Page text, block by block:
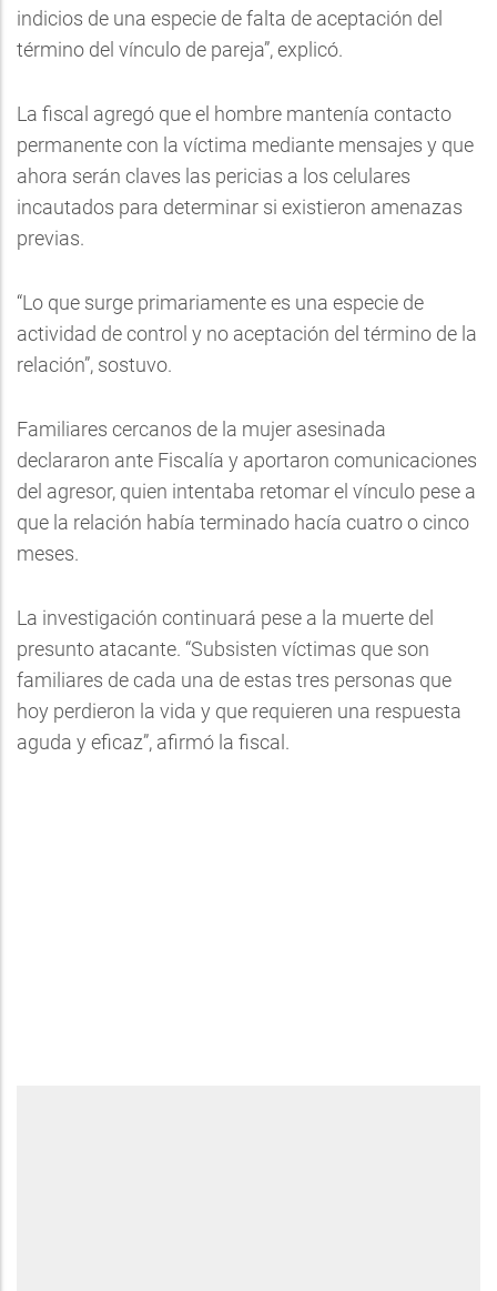
indicios de una especie de falta de aceptación del
término del vínculo de pareja”, explicó.
La fiscal agregó que el hombre mantenía contacto
permanente con la víctima mediante mensajes y que
ahora serán claves las pericias a los celulares
incautados para determinar si existieron amenazas
previas.
“Lo que surge primariamente es una especie de
actividad de control y no aceptación del término de la
relación”, sostuvo.
Familiares cercanos de la mujer asesinada
declararon ante Fiscalía y aportaron comunicaciones
del agresor, quien intentaba retomar el vínculo pese a
que la relación había terminado hacía cuatro o cinco
meses.
La investigación continuará pese a la muerte del
presunto atacante. “Subsisten víctimas que son
familiares de cada una de estas tres personas que
hoy perdieron la vida y que requieren una respuesta
aguda y eficaz”, afirmó la fiscal.